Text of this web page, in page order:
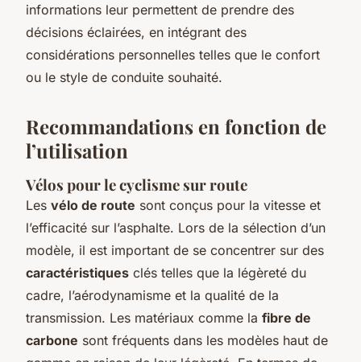
informations leur permettent de prendre des
décisions éclairées, en intégrant des
considérations personnelles telles que le confort
ou le style de conduite souhaité.
Recommandations en fonction de
l’utilisation
Vélos pour le cyclisme sur route
Les vélo de route sont conçus pour la vitesse et
l’efficacité sur l’asphalte. Lors de la sélection d’un
modèle, il est important de se concentrer sur des
caractéristiques clés telles que la légèreté du
cadre, l’aérodynamisme et la qualité de la
transmission. Les matériaux comme la fibre de
carbone sont fréquents dans les modèles haut de